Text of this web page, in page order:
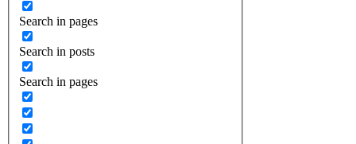
Search in pages
Search in posts
Search in pages